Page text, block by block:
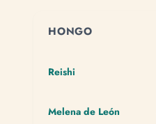
HONGO
Reishi
Melena de León